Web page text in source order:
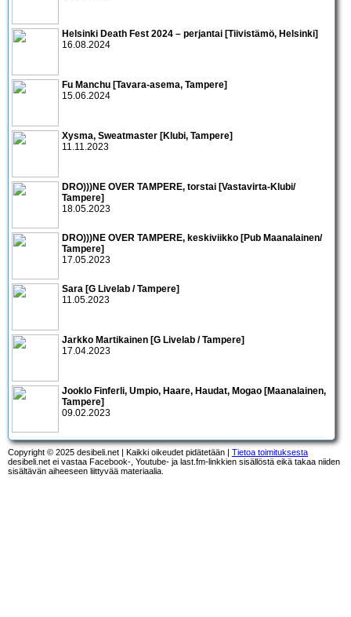
Helsinki Death Fest 2024 – perjantai [Tiivistämö, Helsinki]
16.08.2024
Fu Manchu [Tavara-asema, Tampere]
15.06.2024
Xysma, Sweatmaster [Klubi, Tampere]
11.11.2023
DRO)))NE OVER TAMPERE, torstai [Vastavirta-Klubi/
Tampere]
18.05.2023
DRO)))NE OVER TAMPERE, keskiviikko [Pub Maanalainen/
Tampere]
17.05.2023
Sara [G Livelab / Tampere]
11.05.2023
Jarkko Martikainen [G Livelab / Tampere]
17.04.2023
Jooklo Finferli, Umpio, Haare, Haudat, Mogao [Maanalainen,
Tampere]
09.02.2023
Copyright © 2025 desibeli.net | Kaikki oikeudet pidätetään | Tietoa toimituksesta
desibeli.net ei vastaa Facebook-, Youtube- ja last.fm-linkkien sisällöstä eikä takaa niiden
sisältävän aiheeseen liittyvää materiaalia.